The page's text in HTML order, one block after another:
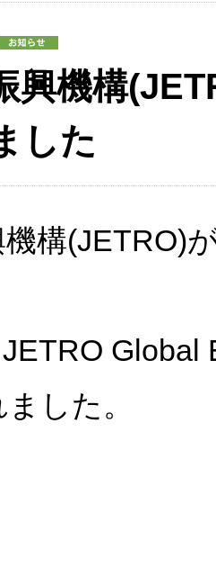
興機構
した
機構(JETRO)
JETRO
した。